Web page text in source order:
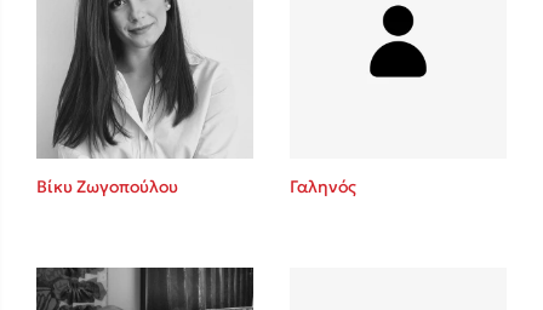
Δημοφιλείς Συγγραφείς
Φυστίκι ΠουΚυλάει
Παύλος Καστανάς
El Sombrero
Στέφανος Ξενάκης
Sebastian Fitzek
Κατρίνα Τσάνταλη
Lucinda Riley
Βίκυ Ζωγοπούλου Γαληνός